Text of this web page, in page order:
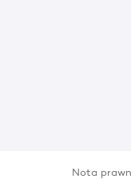
Nota